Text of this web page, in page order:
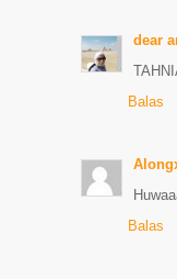
dear
Balas
Balas